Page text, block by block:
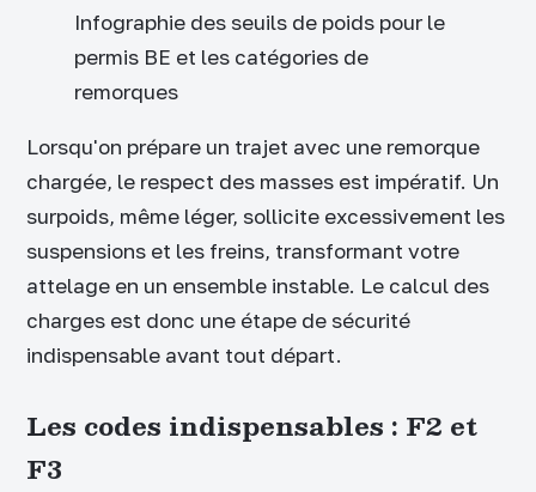
Infographie des seuils de poids pour le
permis BE et les catégories de
remorques
Lorsqu'on prépare un trajet avec une remorque
chargée, le respect des masses est impératif. Un
surpoids, même léger, sollicite excessivement les
suspensions et les freins, transformant votre
attelage en un ensemble instable. Le calcul des
charges est donc une étape de sécurité
indispensable avant tout départ.
Les codes indispensables : F2 et
F3